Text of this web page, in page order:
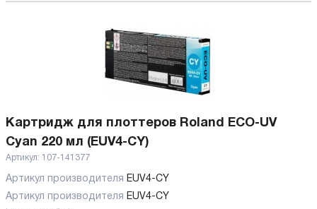
Картридж для плоттеров Roland ECO-UV
Cyan 220 мл (EUV4-CY)
Артикул: 107-141377
Артикул производителя
EUV4-CY
Артикул производителя
EUV4-CY